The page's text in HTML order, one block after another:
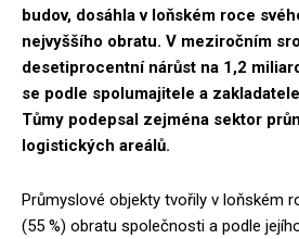
budov, dosáhla v loňském roce
nejvyššího obratu. V meziročním
desetiprocentní nárůst na 1,2
se podle spolumajitele a
Tůmy podepsal zejména sektor
logistických areálů.
Průmyslové objekty tvořily v loňském
(55 %) obratu společnosti a podle